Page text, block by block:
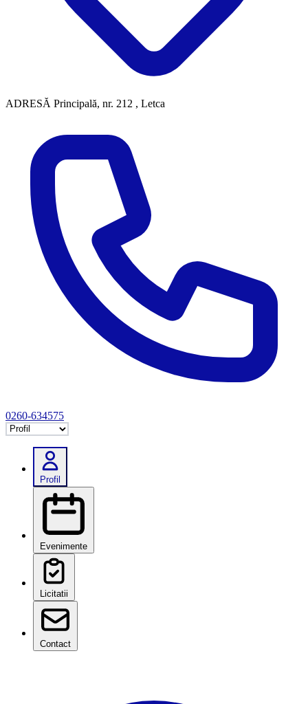
ADRESĂ Principală, nr. 212 , Letca
0260-634575
Selectează tab
Profil
Evenimente
Licitatii
Contact